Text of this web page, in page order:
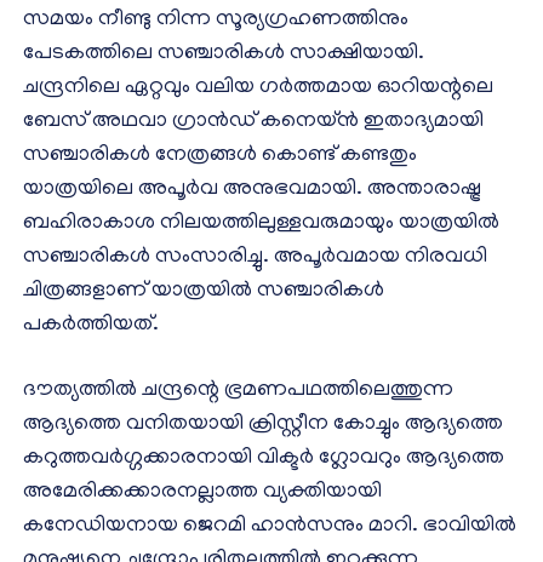
സമയം നീണ്ടു നിന്ന സൂര്യഗ്രഹണത്തിനും
പേടകത്തിലെ സഞ്ചാരികൾ സാക്ഷിയായി.
ചന്ദ്രനിലെ ഏറ്റവും വലിയ ഗർത്തമായ ഓറിയന്റലെ
ബേസ് അഥവാ ഗ്രാൻഡ് കനെയ്ൻ ഇതാദ്യമായി
സഞ്ചാരികൾ നേത്രങ്ങൾ കൊണ്ട് കണ്ടതും
യാത്രയിലെ അപൂർവ അനുഭവമായി. അന്താരാഷ്ട്ര
ബഹിരാകാശ നിലയത്തിലുള്ളവരുമായും യാത്രയിൽ
സഞ്ചാരികൾ സംസാരിച്ചു. അപൂർവമായ നിരവധി
ചിത്രങ്ങളാണ് യാത്രയിൽ സഞ്ചാരികൾ
പകർത്തിയത്.
ദൗത്യത്തിൽ ചന്ദ്രന്റെ ഭ്രമണപഥത്തിലെത്തുന്ന
ആദ്യത്തെ വനിതയായി ക്രിസ്റ്റീന കോച്ചും ആദ്യത്തെ
കറുത്തവർഗ്ഗക്കാരനായി വിക്ടർ ഗ്ലോവറും ആദ്യത്തെ
അമേരിക്കക്കാരനല്ലാത്ത വ്യക്തിയായി
കനേഡിയനായ ജെറമി ഹാൻസനും മാറി. ഭാവിയിൽ